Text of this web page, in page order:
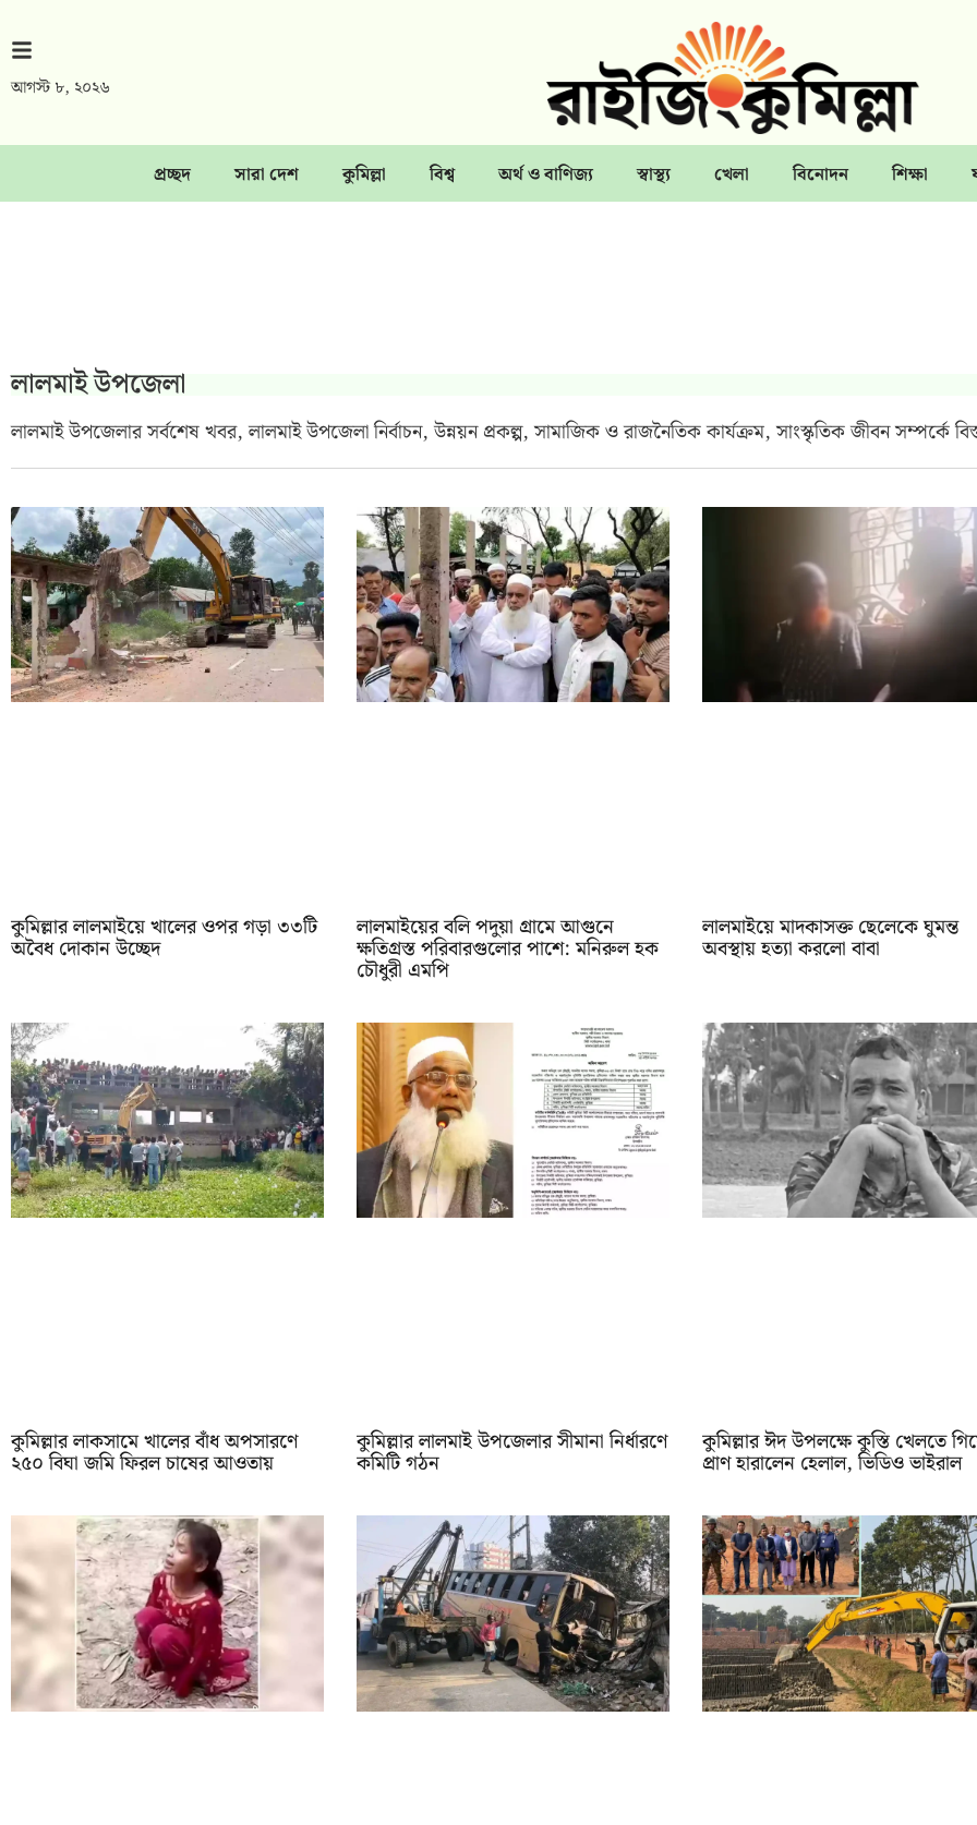
আগস্ট ৮, ২০২৬
প্রচ্ছদ সারা দেশ কুমিল্লা বিশ্ব অর্থ ও বাণিজ্য স্বাস্থ্য খেলা বিনোদন শিক্ষা
লালমাই উপজেলা
লালমাই উপজেলার সর্বশেষ খবর, লালমাই উপজেলা নির্বাচন, উন্নয়ন প্রকল্প, সামাজিক ও রাজনৈতিক কার্যক্রম, সাংস্কৃতিক জীবন সম্পর্কে
কুমিল্লার লালমাইয়ে খালের ওপর গড়া ৩৩টি
অবৈধ দোকান উচ্ছেদ
লালমাইয়ের বলি পদুয়া গ্রামে আগুনে
ক্ষতিগ্রস্ত পরিবারগুলোর পাশে: মনিরুল হক
চৌধুরী এমপি
লালমাইয়ে মাদকাসক্ত ছেলেকে ঘুমন্ত
অবস্থায় হত্যা করলো বাবা
কুমিল্লার লাকসামে খালের বাঁধ অপসারণে
২৫০ বিঘা জমি ফিরল চাষের আওতায়
কুমিল্লার লালমাই উপজেলার সীমানা নির্ধারণে
কমিটি গঠন
কুমিল্লার ঈদ উপলক্ষে কুস্তি খেলতে
প্রাণ হারালেন হেলাল, ভিডিও ভাইরাল